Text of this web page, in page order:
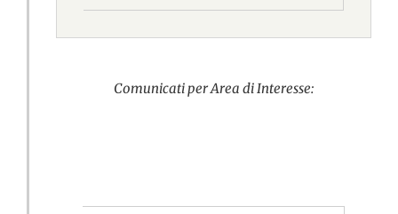
Comunicati per Area di Interesse: